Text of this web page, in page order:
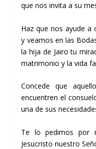
que nos invita a su
Haz que nos ayude a
y veamos en las
la hija de Jairo tu
matrimonio y la vida
Concede que
encuentren el
una de sus
Te lo pedimos por
Jesucristo nuestro